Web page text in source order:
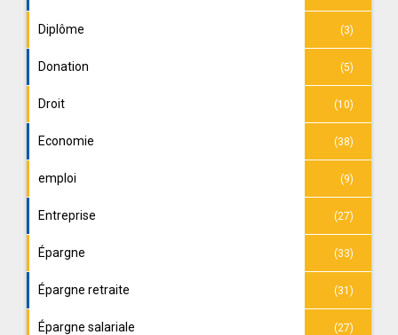
Diplôme (3)
Donation (5)
Droit (10)
Economie (38)
emploi (9)
Entreprise (27)
Épargne (33)
Épargne retraite (31)
Épargne salariale (27)